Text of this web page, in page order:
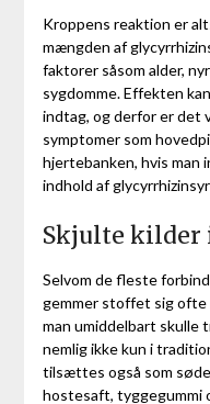
Kroppens reaktion er
mængden af
faktorer såsom alder,
sygdomme. Effekten
indtag, og derfor er det
symptomer som
hjertebanken, hvis man
indhold af
Skjulte kilder
Selvom de fleste
gemmer stoffet sig ofte
man umiddelbart skulle
nemlig ikke kun i
tilsættes også som
hostesaft, tyggegummi